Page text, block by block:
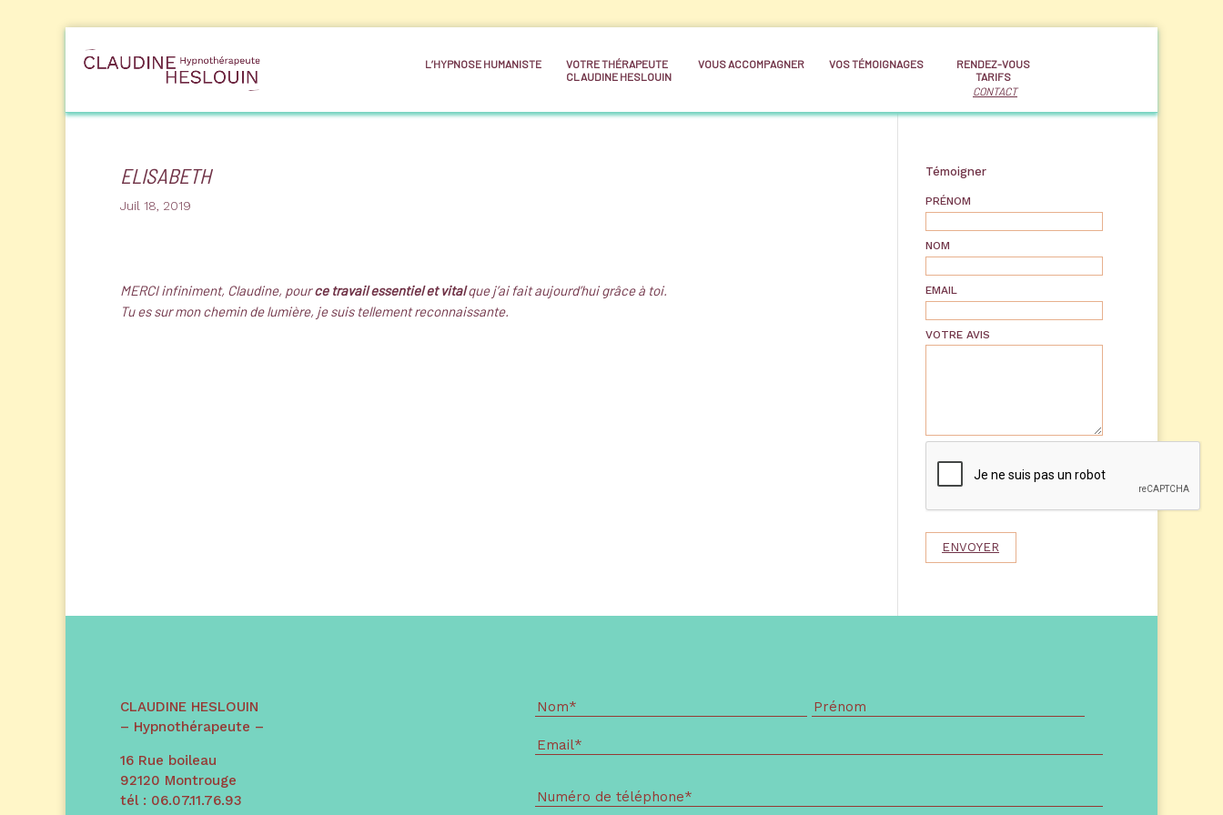
L’HYPNOSE HUMANISTE
VOTRE THÉRAPEUTE
CLAUDINE HESLOUIN
VOUS ACCOMPAGNER VOS TÉMOIGNAGES
RENDEZ-VOUS
TARIFS
CONTACT
ELISABETH
Juil 18, 2019
MERCI infiniment, Claudine, pource travail essentiel et vitalque j’ai fait aujourd’hui grâce à toi.
Tu es sur mon chemin de lumière, je suis tellement reconnaissante.
Témoigner
PRÉNOM
NOM
EMAIL
VOTRE AVIS
CLAUDINE HESLOUIN
– Hypnothérapeute –
16 Rue boileau
92120 Montrouge
tél : 06.07.11.76.93